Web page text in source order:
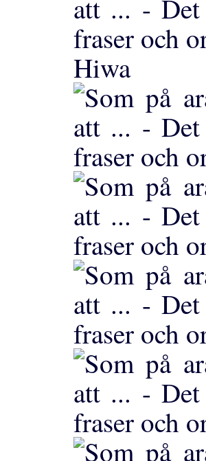
Hiwa